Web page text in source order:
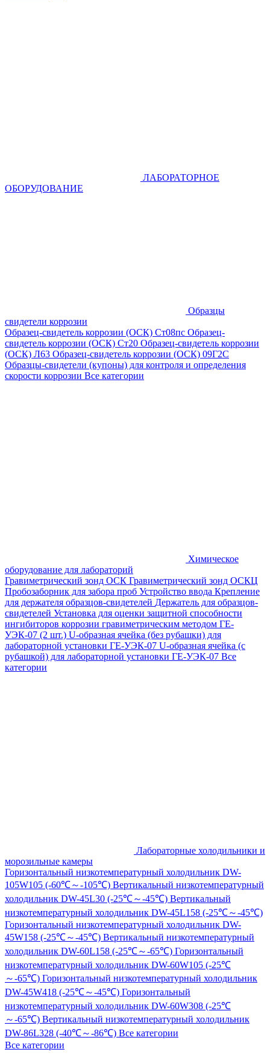
ЛАБОРАТОРНОЕ
ОБОРУДОВАНИЕ
Образцы
свидетели коррозии
Образец-свидетель коррозии (ОСК) Ст08пс Образец-
свидетель коррозии (ОСК) Ст20 Образец-свидетель коррозии
(ОСК) Л63 Образец-свидетель коррозии (ОСК) 09Г2С
Образцы-свидетели (купоны) для контроля и определения
скорости коррозии Все категории
Химическое
оборудование для лабораторий
Гравиметрический зонд ОСК Гравиметрический зонд ОСКЦ
Пробозаборник для забора проб Устройство ввода Крепление
для держателя образцов-свидетелей Держатель для образцов-
свидетелей Установка для оценки защитной способности
ингибиторов коррозии гравиметрическим методом ГЕ-
УЭК-07 (2 шт.) U-образная ячейка (без рубашки) для
лабораторной установки ГЕ-УЭК-07 U-образная ячейка (с
рубашкой) для лабораторной установки ГЕ-УЭК-07 Все
категории
Лабораторные холодильники и
морозильные камеры
Горизонтальный низкотемпературный холодильник DW-
105W105 (-60℃～-105℃) Вертикальный низкотемпературный
холодильник DW-45L30 (-25℃～-45℃) Вертикальный
низкотемпературный холодильник DW-45L158 (-25℃～-45℃)
Горизонтальный низкотемпературный холодильник DW-
45W158 (-25℃～-45℃) Вертикальный низкотемпературный
холодильник DW-60L158 (-25℃～-65℃) Горизонтальный
низкотемпературный холодильник DW-60W105 (-25℃
～-65℃) Горизонтальный низкотемпературный холодильник
DW-45W418 (-25℃～-45℃) Горизонтальный
низкотемпературный холодильник DW-60W308 (-25℃
～-65℃) Вертикальный низкотемпературный холодильник
DW-86L328 (-40℃～-86℃) Все категории
Все категории